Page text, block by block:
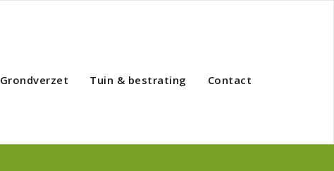
Grondverzet Tuin & bestrating Contact